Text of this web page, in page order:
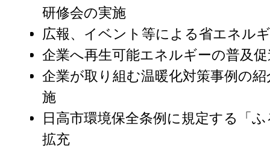
研修会の実施
広報、イベント等による省エネル
企業へ再生可能エネルギーの普及
企業が取り組む温暖化対策事例の
施
日高市環境保全条例に規定する「
拡充